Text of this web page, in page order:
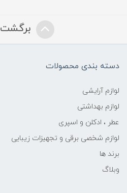
برگشت
دسته بندی محصولات
لوازم آرایشی
لوازم بهداشتی
عطر ، ادکلن و اسپری
لوازم شخصی برقی و تجهیزات زیبایی
برند ها
وبلاگ